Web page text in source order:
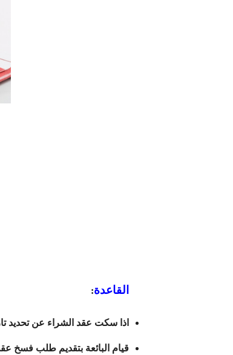
القاعدة:
اذا سكت عقد الشراء عن تحديد
قيام البائعة بتقديم طلب فسخ